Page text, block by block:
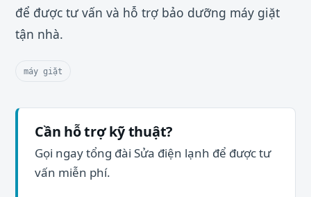
để được tư vấn và hỗ trợ bảo dưỡng máy giặt
tận nhà.
máy giặt
Cần hỗ trợ kỹ thuật?
Gọi ngay tổng đài Sửa điện lạnh để được tư
vấn miễn phí.